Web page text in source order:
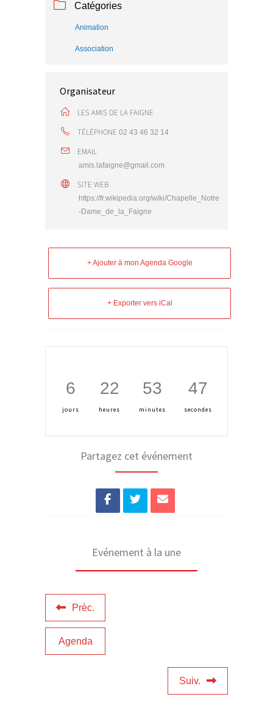
Catégories
Animation
Association
Organisateur
LES AMIS DE LA FAIGNE
TÉLÉPHONE 02 43 46 32 14
EMAIL
amis.lafaigne@gmail.com
SITE WEB
https://fr.wikipedia.org/wiki/Chapelle_Notre
-Dame_de_la_Faigne
+ Ajouter à mon Agenda Google
+ Exporter vers iCal
6
jours
22
heures
53
minutes
46
secondes
Partagez cet événement
Evénement à la une
Prèc.
Agenda
Suiv.